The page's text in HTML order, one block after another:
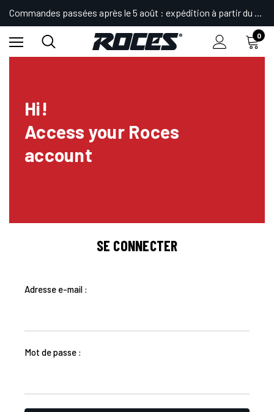
Commandes passées après le 5 août : expédition à partir du 24.
0
Hi!
Access your Roces
account
SE CONNECTER
Adresse e-mail :
Mot de passe :